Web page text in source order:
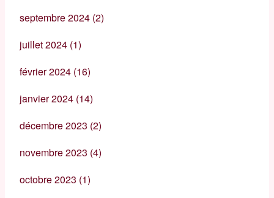
septembre 2024 (2)
juillet 2024 (1)
février 2024 (16)
janvier 2024 (14)
décembre 2023 (2)
novembre 2023 (4)
octobre 2023 (1)